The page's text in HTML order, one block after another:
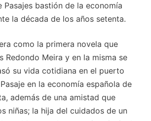
Pasajes bastión de la economía
la década de los años setenta.
como la primera novela que
Redondo Meira y en la misma se
su vida cotidiana en el puerto
en la economía española de
además de una amistad que
niñas; la hija del cuidados de un